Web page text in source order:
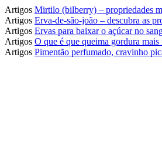
Artigos Mirtilo (bilberry) – propriedades
Artigos Erva-de-são-joão – descubra as
Artigos Ervas para baixar o açúcar no
Artigos O que é que queima gordura
Artigos Pimentão perfumado, cravinho